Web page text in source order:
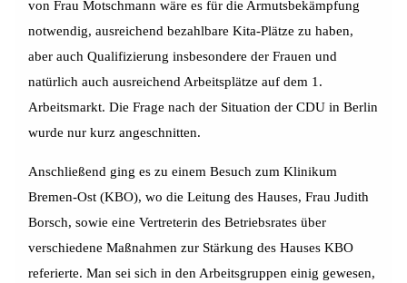
von Frau Motschmann wäre es für die Armutsbekämpfung
notwendig, ausreichend bezahlbare Kita-Plätze zu haben,
aber auch Qualifizierung insbesondere der Frauen und
natürlich auch ausreichend Arbeitsplätze auf dem 1.
Arbeitsmarkt. Die Frage nach der Situation der CDU in Berlin
wurde nur kurz angeschnitten.
Anschließend ging es zu einem Besuch zum Klinikum
Bremen-Ost (KBO), wo die Leitung des Hauses, Frau Judith
Borsch, sowie eine Vertreterin des Betriebsrates über
verschiedene Maßnahmen zur Stärkung des Hauses KBO
referierte. Man sei sich in den Arbeitsgruppen einig gewesen,